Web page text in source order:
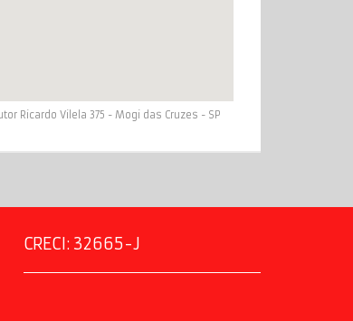
Ricardo Vilela 375 - Mogi das Cruzes - SP
CRECI: 32665-J